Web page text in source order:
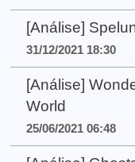
[Análise]
31/12/2021 18:30
[Análise]
World
25/06/2021 06:48